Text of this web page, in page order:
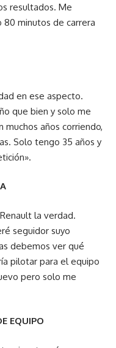
resultados. Me
80 minutos de carrera
en ese aspecto.
que bien y solo me
muchos años corriendo,
Solo tengo 35 años y
la verdad.
seguidor suyo
debemos ver qué
pilotar para el equipo
pero solo me
EQUIPO